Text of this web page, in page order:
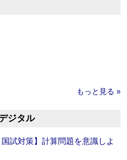
もっと見る »
ジタル
国試対策】計算問題を意識しよ